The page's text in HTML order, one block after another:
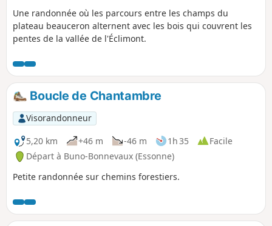
Une randonnée où les parcours entre les champs du
plateau beauceron alternent avec les bois qui couvrent les
pentes de la vallée de l'Éclimont.
Boucle de Chantambre
Visorandonneur
5,20 km
+46 m -46 m 1h 35
Facile
Départ à Buno-Bonnevaux (Essonne)
Petite randonnée sur chemins forestiers.